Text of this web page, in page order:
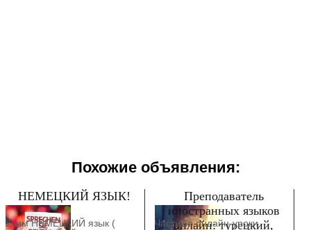
Похожие объявления:
НЕМЕЦКИЙ ЯЗЫК!
Учим НЕМЕЦКИЙ язык (
Преподаватель
иностранных языков
онлайн: турецкий,
Частные онлайн-уроки